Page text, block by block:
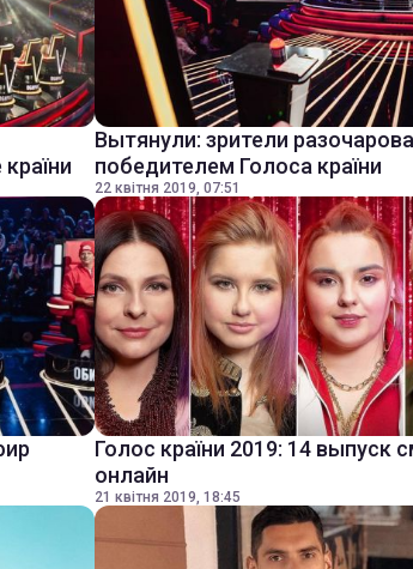
Вытянули: зрители
победителем Голоса країни
22 квітня 2019, 07:51
Голос країни 2019: 14 выпуск
онлайн
21 квітня 2019, 18:45